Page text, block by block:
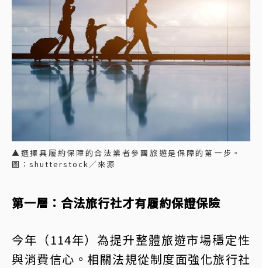
▲選擇具履約保障的合法業者參團旅遊是保障的第一步。
圖：shutterstock／來源
第一層：合法旅行社才有履約保證保險
今年（114年）為提升整體旅遊市場穩定性
與消費信心。相關法規從制度面強化旅行社